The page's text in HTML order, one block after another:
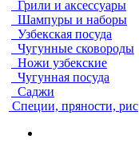
Грили и аксессуары
Шампуры и наборы
Узбекская посуда
Чугунные сковороды
Ножи узбекские
Чугунная посуда
Саджи
Специи, пряности, рис